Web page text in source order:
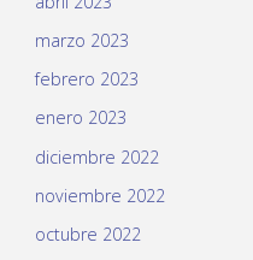
marzo 2023
febrero 2023
enero 2023
diciembre 2022
noviembre 2022
octubre 2022